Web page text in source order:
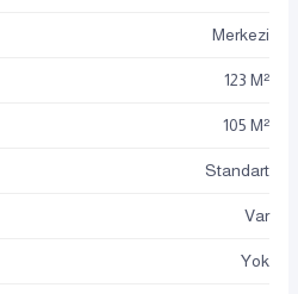
Merkezi
123 M²
105 M²
Standart
Var
Yok